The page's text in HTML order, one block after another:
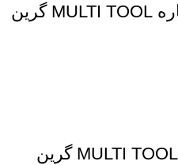
کاربردهای چاقوی چندکاره MULTI TOOL گرین
مزایای چاقوی چندکاره MULTI TOOL گرین